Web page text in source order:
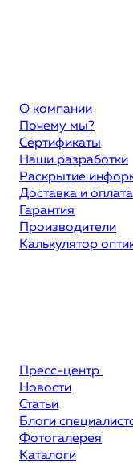
О компании
Почему мы?
Сертификаты
Наши разработки
Раскрытие
Доставка и оплата
Гарантия
Производители
Калькулятор
Пресс-центр
Новости
Статьи
Блоги
Фотогалерея
Каталоги